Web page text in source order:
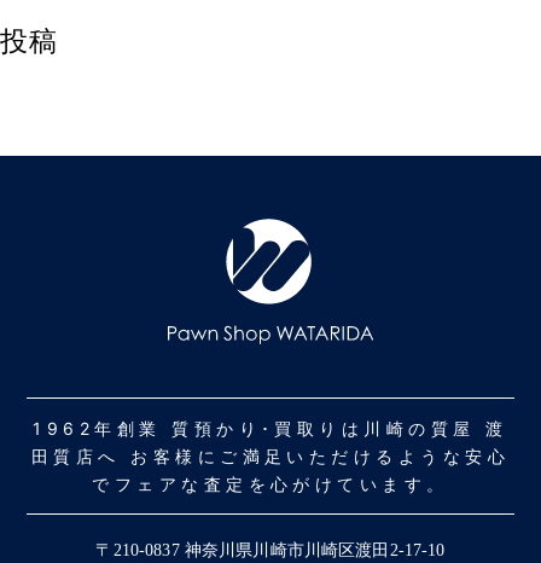
投稿
1962年創業 質預かり･買取りは川崎の質屋 渡
田質店へ お客様にご満足いただけるような安心
でフェアな査定を心がけています。
〒210-0837 神奈川県川崎市川崎区渡田2-17-10